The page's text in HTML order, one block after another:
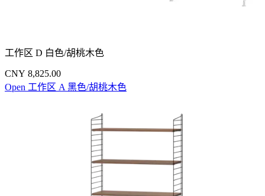
工作区 D 白色/胡桃木色
CNY 8,825.00
Open 工作区 A 黑色/胡桃木色